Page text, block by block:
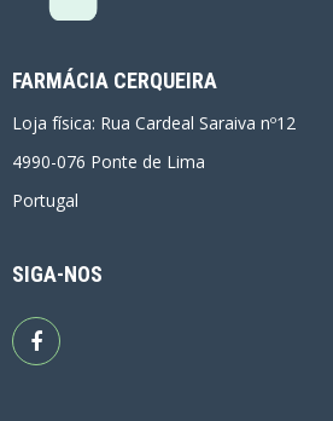
FARMÁCIA CERQUEIRA
Loja física: Rua Cardeal Saraiva nº12
4990-076 Ponte de Lima
Portugal
SIGA-NOS